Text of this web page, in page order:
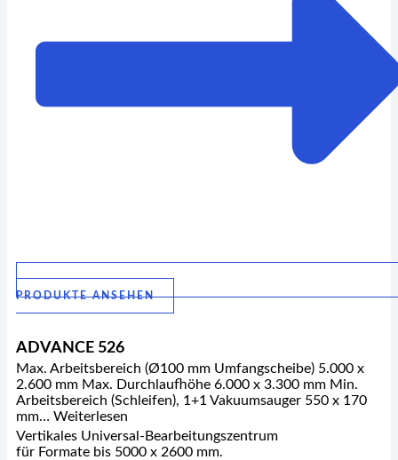
PRODUKTE ANSEHEN
ADVANCE 526
Max. Arbeitsbereich (Ø100 mm Umfangscheibe) 5.000 x
2.600 mm Max. Durchlaufhöhe 6.000 x 3.300 mm Min.
Arbeitsbereich (Schleifen), 1+1 Vakuumsauger 550 x 170
mm… Weiterlesen
Vertikales Universal-Bearbeitungszentrum
für Formate bis 5000 x 2600 mm.